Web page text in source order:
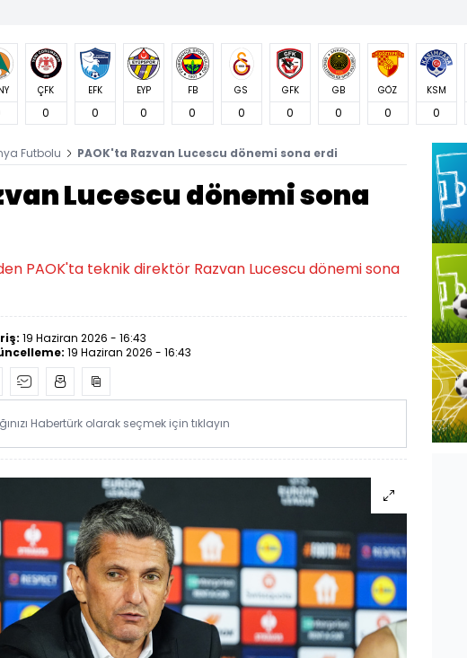
ÇFK
0
EFK
0
EYP
0
FB
0
GS
0
GFK
0
GB
0
GÖZ
0
KSM
0
Futbolu PAOK'ta Razvan Lucescu dönemi sona erdi
Lucescu dönemi sona
PAOK'ta teknik direktör Razvan Lucescu dönemi sona
19 Haziran 2026 - 16:43
19 Haziran 2026 - 16:43
Habertürk olarak seçmek için tıklayın